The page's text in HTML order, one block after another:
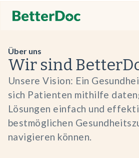
Über uns
Wir sind
Unsere Vision: Ein
sich Patienten mithilfe
Lösungen einfach und
bestmöglichen
navigieren können.